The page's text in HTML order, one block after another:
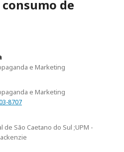
de
e Marketing
e Marketing
8707
de São Caetano do Sul ;UPM -